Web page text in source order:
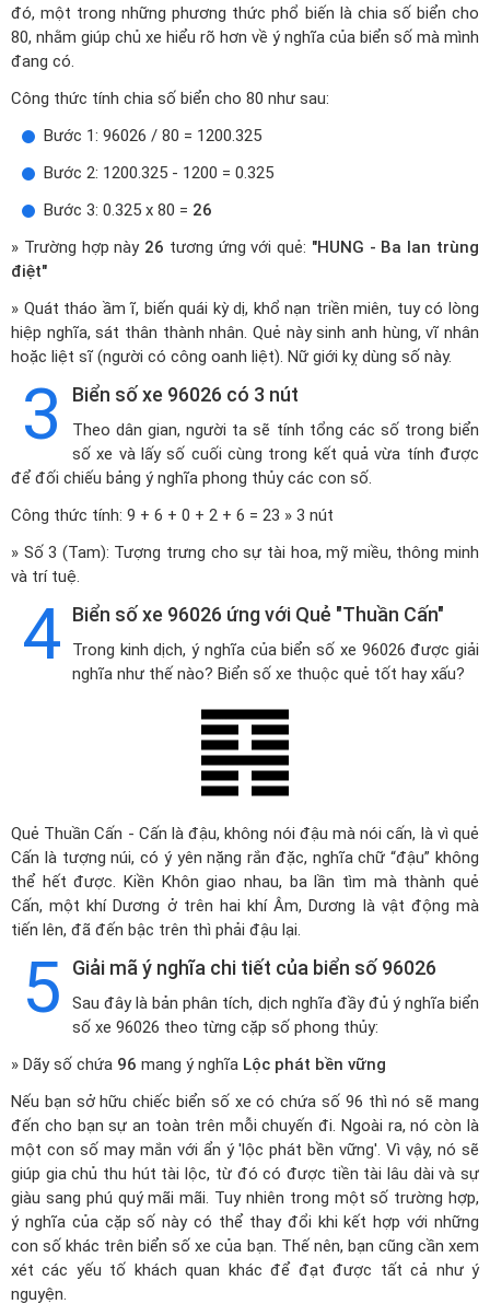
đó, một trong những phương thức phổ biến là chia số biển cho
80, nhằm giúp chủ xe hiểu rõ hơn về ý nghĩa của biển số mà mình
đang có.
Công thức tính chia số biển cho 80 như sau:
Bước 1: 96026 / 80 = 1200.325
Bước 2: 1200.325 - 1200 = 0.325
Bước 3: 0.325 x 80 = 26
» Trường hợp này 26 tương ứng với quẻ: "HUNG - Ba lan trùng
điệt"
» Quát tháo ầm ĩ, biến quái kỳ dị, khổ nạn triền miên, tuy có lòng
hiệp nghĩa, sát thân thành nhân. Quẻ này sinh anh hùng, vĩ nhân
hoặc liệt sĩ (người có công oanh liệt). Nữ giới kỵ dùng số này.
3 Biển số xe 96026 có 3 nút
Theo dân gian, người ta sẽ tính tổng các số trong biển
số xe và lấy số cuối cùng trong kết quả vừa tính được
để đối chiếu bảng ý nghĩa phong thủy các con số.
Công thức tính: 9 + 6 + 0 + 2 + 6 = 23 » 3 nút
» Số 3 (Tam): Tượng trưng cho sự tài hoa, mỹ miều, thông minh
và trí tuệ.
4 Biển số xe 96026 ứng với Quẻ "Thuần Cấn"
Trong kinh dịch, ý nghĩa của biển số xe 96026 được giải
nghĩa như thế nào? Biển số xe thuộc quẻ tốt hay xấu?
Quẻ Thuần Cấn - Cấn là đậu, không nói đậu mà nói cấn, là vì quẻ
Cấn là tượng núi, có ý yên nặng rắn đặc, nghĩa chữ “đậu” không
thể hết được. Kiền Khôn giao nhau, ba lần tìm mà thành quẻ
Cấn, một khí Dương ở trên hai khí Âm, Dương là vật động mà
tiến lên, đã đến bậc trên thì phải đậu lại.
5 Giải mã ý nghĩa chi tiết của biển số 96026
Sau đây là bản phân tích, dịch nghĩa đầy đủ ý nghĩa biển
số xe 96026 theo từng cặp số phong thủy:
» Dãy số chứa 96 mang ý nghĩa Lộc phát bền vững
Nếu bạn sở hữu chiếc biển số xe có chứa số 96 thì nó sẽ mang
đến cho bạn sự an toàn trên mỗi chuyến đi. Ngoài ra, nó còn là
một con số may mắn với ẩn ý 'lộc phát bền vững'. Vì vậy, nó sẽ
giúp gia chủ thu hút tài lộc, từ đó có được tiền tài lâu dài và sự
giàu sang phú quý mãi mãi. Tuy nhiên trong một số trường hợp,
ý nghĩa của cặp số này có thể thay đổi khi kết hợp với những
con số khác trên biển số xe của bạn. Thế nên, bạn cũng cần xem
xét các yếu tố khách quan khác để đạt được tất cả như ý
nguyện.